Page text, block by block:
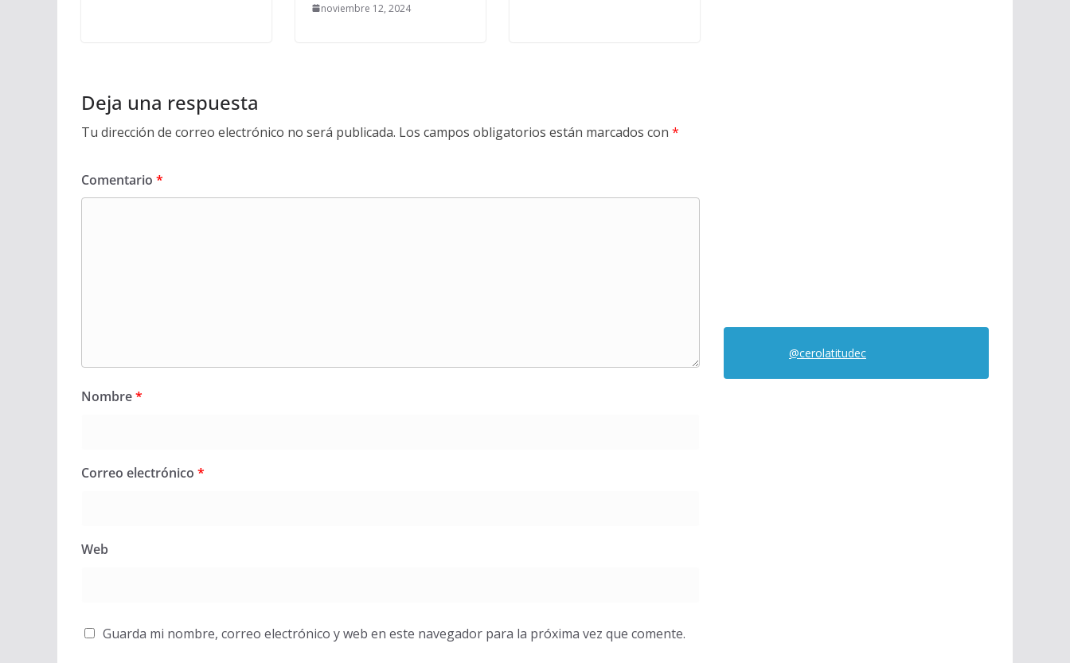
noviembre 12, 2024
Deja una respuesta
Tu dirección de correo electrónico no será publicada. Los campos obligatorios están marcados con *
Comentario *
Nombre*
Correo electrónico *
Web
Guarda mi nombre, correo electrónico y web en este navegador para la próxima vez que comente.
@cerolatitudec